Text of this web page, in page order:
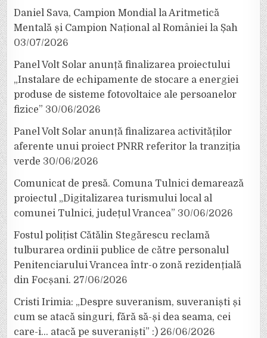
Daniel Sava, Campion Mondial la Aritmetică
Mentală și Campion Național al României la Șah
03/07/2026
Panel Volt Solar anunță finalizarea proiectului
„Instalare de echipamente de stocare a energiei
produse de sisteme fotovoltaice ale persoanelor
fizice” 30/06/2026
Panel Volt Solar anunță finalizarea activităților
aferente unui proiect PNRR referitor la tranziția
verde 30/06/2026
Comunicat de presă. Comuna Tulnici demarează
proiectul „Digitalizarea turismului local al
comunei Tulnici, județul Vrancea” 30/06/2026
Fostul polițist Cătălin Stegărescu reclamă
tulburarea ordinii publice de către personalul
Penitenciarului Vrancea într-o zonă rezidențială
din Focșani. 27/06/2026
Cristi Irimia: „Despre suveranism, suveraniști și
cum se atacă singuri, fără să-și dea seama, cei
care-i… atacă pe suveraniști” :) 26/06/2026